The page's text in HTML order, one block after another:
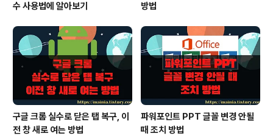
수 사용법에 알아보기
방법
구글 크롬 실수로 닫은 탭 복구, 이
전 창 새로 여는 방법
파워포인트 PPT 글꼴 변경 안될
때 조치 방법